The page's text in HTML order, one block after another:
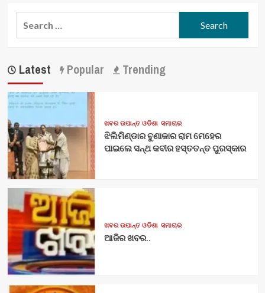
Latest Popular Trending
ଖବର ଉପାନ୍ତ ଓଡିଶା ସମାଚାର
ଝିଲିମିଣ୍ଡାର ବୁଣାକାର ରାମ ମେହେର
ପାଇଲେ ସନ୍ଥ କବୀର ହସ୍ତତନ୍ତ ପୁରସ୍କାର
ଖବର ଉପାନ୍ତ ଓଡିଶା ସମାଚାର
ଆଜିର ଖବର..